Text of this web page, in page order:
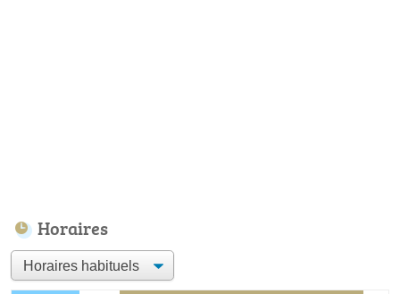
Horaires